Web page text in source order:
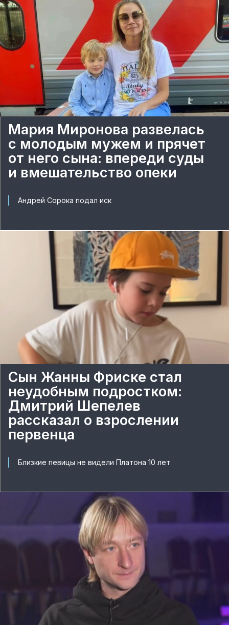
Мария Миронова развелась
с молодым мужем и прячет
от него сына: впереди суды
и вмешательство опеки
Андрей Сорока подал иск
Сын Жанны Фриске стал
неудобным подростком:
Дмитрий Шепелев
рассказал о взрослении
первенца
Близкие певицы не видели Платона 10 лет